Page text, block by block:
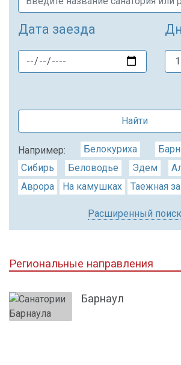
Дата заезда
Найти
Например: Белокуриха
Сибирь
Беловодье Эдем
Аврора
На камушках Таежная
Расширенный поиск
Региональные направления
Барнаул